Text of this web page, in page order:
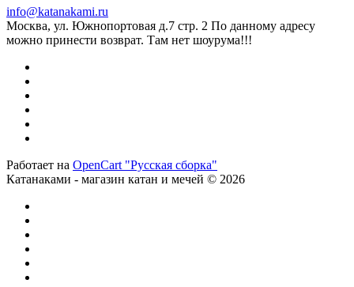
info@katanakami.ru
Москва, ул. Южнопортовая д.7 стр. 2 По данному адресу
можно принести возврат. Там нет шоурума!!!
Работает на OpenCart "Русская сборка"
Катанаками - магазин катан и мечей © 2026